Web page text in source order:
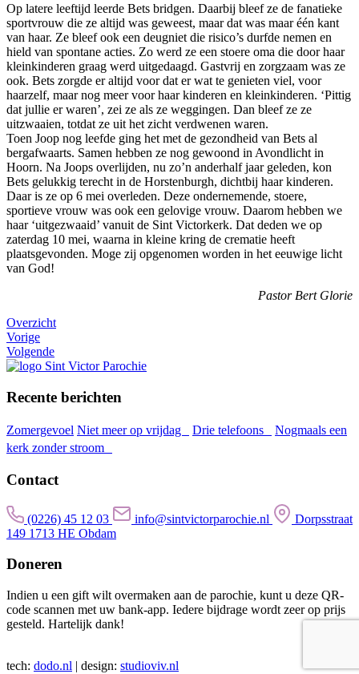
Op latere leeftijd leerde Bets bridgen. Daarbij bleef ze de fanatieke
sportvrouw die ze altijd was geweest, maar dat was maar één kant
van haar. Ze bleef ook een deugniet die risico’s durfde nemen en
hield van spontane acties. Zo werd ze een stoere oma die door haar
kleinkinderen graag werd uitgedaagd. Gastvrij en zorgzaam was ze
ook. Bets zorgde er altijd voor dat er wat te genieten viel, voor
haarzelf, maar nog meer voor haar kinderen en kleinkinderen. ‘Pittig
dat jullie er waren’, zei ze als ze weggingen. Dan bleef ze ze
uitzwaaien, totdat ze uit het zicht verdwenen waren.
Toen Joop nog leefde ging het met de gezondheid van Bets al
bergafwaarts. Samen hebben ze nog gewoond in Avondlicht in
Hoorn. Na Joops overlijden, nu zo’n anderhalf jaar geleden, kon
Bets gelukkig terecht in de Horstenburgh, dichtbij haar kinderen.
Daar is ze op 6 mei overleden. Deze ondernemende, stoere,
sportieve vrouw was ook een gelovige vrouw. Daarom hebben we
haar ‘uitgezwaaid’ vanuit de Sint Victorkerk. Dat deden we op
zaterdag 10 mei, waarna in kleine kring de crematie heeft
plaatsgevonden. Moge zij opgenomen worden in het eeuwige licht
van God!
Pastor Bert Glorie
Overzicht
Vorige
Volgende
Recente berichten
Zomergevoel Niet meer op vrijdag Drie telefoons
Nogmaals een
kerk zonder stroom
Contact
(0226) 45 12 03 info@sintvictorparochie.nl
Dorpsstraat
149 1713 HE Obdam
Doneren
Indien u een gift wilt overmaken aan de parochie, kunt u deze QR-
code scannen met uw bank-app. Iedere bijdrage wordt zeer op prijs
gesteld. Hartelijk dank!
tech: dodo.nl | design: studioviv.nl